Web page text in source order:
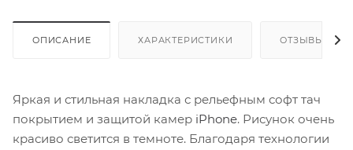
ОПИСАНИЕ ХАРАКТЕРИСТИКИ ОТЗЫВЫ
Яркая и стильная накладка с рельефным софт тач
покрытием и защитой камер iPhone. Рисунок очень
красиво светится в темноте. Благодаря технологии